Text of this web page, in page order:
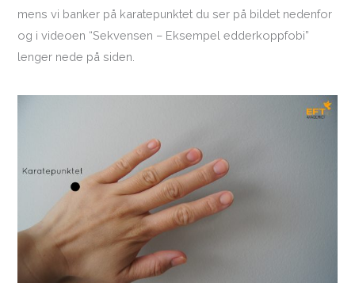
mens vi banker på karatepunktet du ser på bildet nedenfor
og i videoen “Sekvensen – Eksempel edderkoppfobi”
lenger nede på siden.